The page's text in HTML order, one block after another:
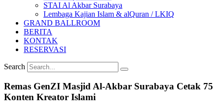
STAI Al Akbar Surabaya
Lembaga Kajian Islam & alQuran / LKIQ
GRAND BALLROOM
BERITA
KONTAK
RESERVASI
Search
Remas GenZI Masjid Al-Akbar Surabaya Cetak 75
Konten Kreator Islami